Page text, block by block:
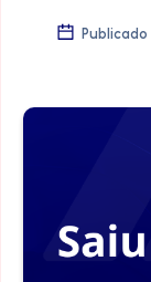
Publicado